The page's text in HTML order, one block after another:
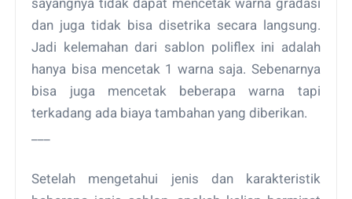
sayangnya tidak dapat mencetak warna gradasi
dan juga tidak bisa disetrika secara langsung.
Jadi kelemahan dari sablon poliflex ini adalah
hanya bisa mencetak 1 warna saja. Sebenarnya
bisa juga mencetak beberapa warna tapi
terkadang ada biaya tambahan yang diberikan.
Setelah mengetahui jenis dan karakteristik